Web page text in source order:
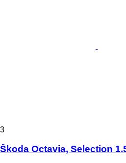
3
Škoda Octavia, Selection